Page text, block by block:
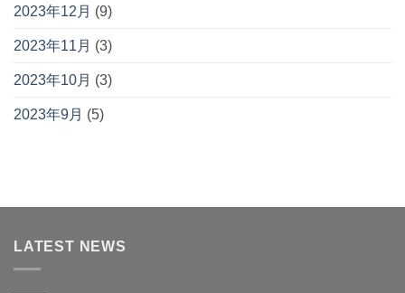
2023年12月 (9)
2023年11月 (3)
2023年10月 (3)
2023年9月 (5)
LATEST NEWS